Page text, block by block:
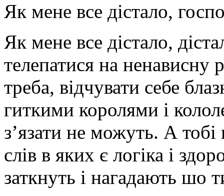
Як мене все дістало,
Як мене все дістало,
телепатися на ненависну
треба, відчувати себе
гиткими королями і
з’язати не можуть. А тобі
слів в яких є логіка і
заткнуть і нагадають шо